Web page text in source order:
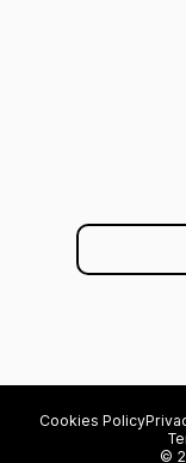
Cookies Policy
©